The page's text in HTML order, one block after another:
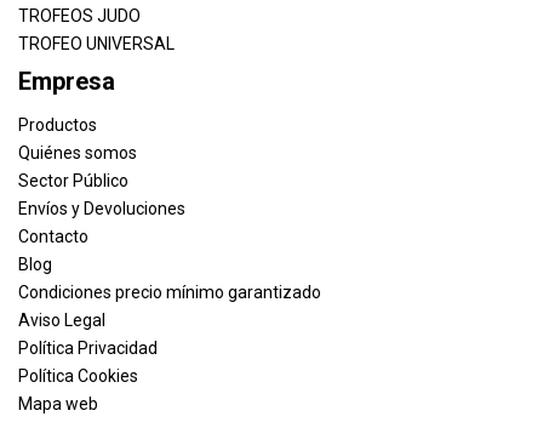
TROFEOS JUDO
TROFEO UNIVERSAL
Empresa
Productos
Quiénes somos
Sector Público
Envíos y Devoluciones
Contacto
Blog
Condiciones precio mínimo garantizado
Aviso Legal
Política Privacidad
Política Cookies
Mapa web